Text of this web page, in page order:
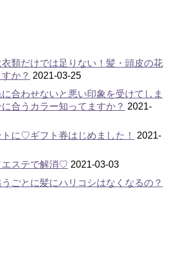
類だけでは足りない！髪・頭皮の花
か？ 2021-03-25
合わせないと悪い印象を受けてしま
合うカラー知ってますか？ 2021-
に♡ギフト券はじめました！
2021-
エステで解消♡ 2021-03-03
ごとに髪にハリコシはなくなるの？